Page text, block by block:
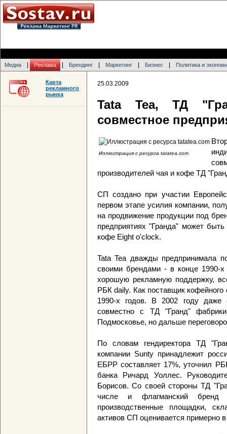
Медиа Реклама Брендинг Маркетинг Бизнес Политика и
25.03.2009
Tata Tea, ТД
совместное
Иллюстрация с ресурса tatatea.com
производителей чая и кофе ТД
СП создано при участии
первом этапе усилия компании,
на продвижение продукции под
предприятиях "Гранда" может
кофе Eight o'clock.
Tata Tea дважды предпринимала
своими брендами - в конце 1990-
хорошую рекламную поддержку,
РБК daily. Как поставщик
1990-х годов. В 2002 году даже
совместно с ТД "Гранд"
Подмосковье, но дальше
По словам гендиректора ТД
компании Sunty принадлежит
ЕБРР составляет 17%, уточнил
банка Ричард Уоллес.
Борисов. Со своей стороны ТД
числе и флагманский бренд
производственные площадки,
активов СП оценивается примерно
Карта
рекламного
рынка